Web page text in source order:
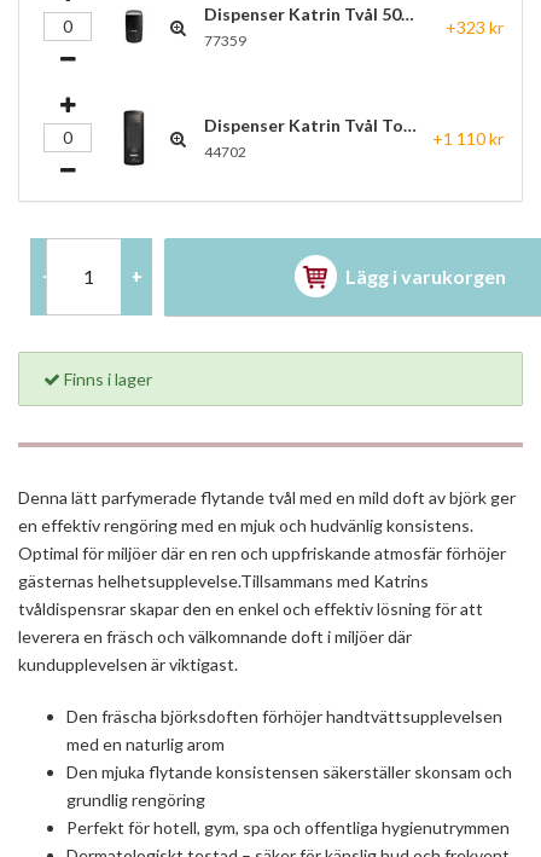
Dispenser Katrin Tvål 500ml Svart 77359
77359
+323 kr
Dispenser Katrin Tvål Touchfree 500ml Svart
44702
+1 110 kr
- + Lägg i varukorgen
Finns i lager
Denna lätt parfymerade flytande tvål med en mild doft av björk ger
en effektiv rengöring med en mjuk och hudvänlig konsistens.
Optimal för miljöer där en ren och uppfriskande atmosfär förhöjer
gästernas helhetsupplevelse.Tillsammans med Katrins
tvåldispensrar skapar den en enkel och effektiv lösning för att
leverera en fräsch och välkomnande doft i miljöer där
kundupplevelsen är viktigast.
Den fräscha björksdoften förhöjer handtvättsupplevelsen
med en naturlig arom
Den mjuka flytande konsistensen säkerställer skonsam och
grundlig rengöring
Perfekt för hotell, gym, spa och offentliga hygienutrymmen